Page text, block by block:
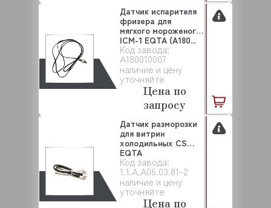
Код завода:
A180010007
наличие и цену
уточняйте
Датчик испарителя
фризера для
мягкого мороженого
ICM-1 EQTA (A180...
Цена по
запросу
Код завода:
1.1.A.A06.03.81-2
наличие и цену
уточняйте
Датчик разморозки
для витрин
холодильных CS
EQTA
(1.1.A.A06.03.81...
Цена по